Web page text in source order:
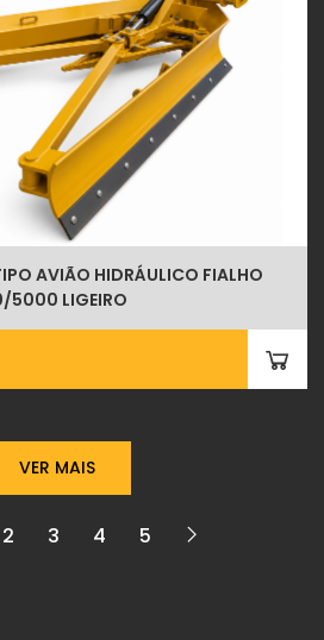
AVIÃO HIDRÁULICO FIALHO
LIGEIRO
VER MAIS
2 3 4 5